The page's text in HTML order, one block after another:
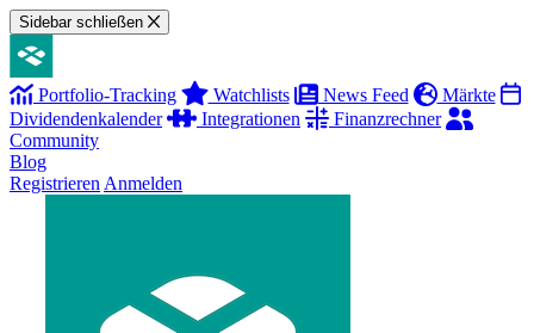
Sidebar schließen
Portfolio-Tracking Watchlists News Feed
Märkte
Dividendenkalender
Integrationen
Finanzrechner
Community
Blog
Registrieren Anmelden